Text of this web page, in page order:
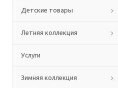
Детские товары
Летняя коллекция
Услуги
Зимняя коллекция